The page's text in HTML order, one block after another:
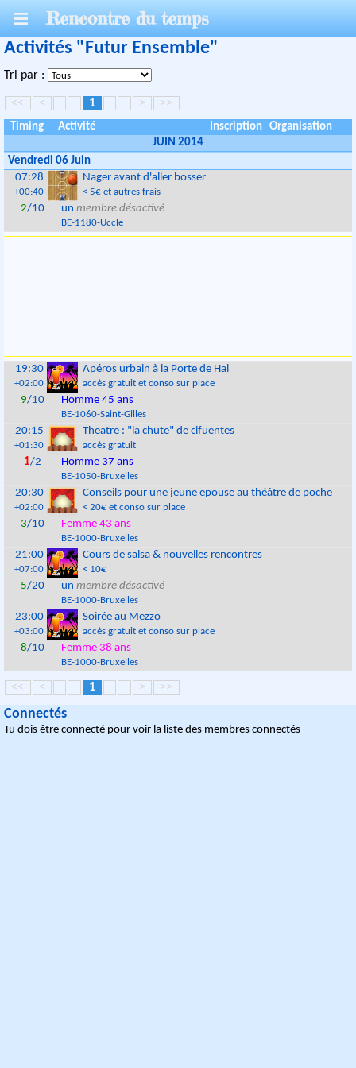
Rencontre du temps
Activités "Futur Ensemble"
Tri par :
<< < 1 > >>
Timing Activité Inscription
Organisation
JUIN 2014
Vendredi 06 Juin
07:28
+00:40
Nager avant d'aller bosser
< 5€ et autres frais
2/10 unmembre désactivé
BE-1180-Uccle
19:30
+02:00
Apéros urbain à la Porte de Hal
accès gratuit et conso sur place
9/10 Homme 45 ans
BE-1060-Saint-Gilles
20:15
+01:30
Theatre : "la chute" de cifuentes
accès gratuit
1/2 Homme 37 ans
BE-1050-Bruxelles
20:30
+02:00
Conseils pour une jeune epouse au théâtre de poche
< 20€ et conso sur place
3/10 Femme 43 ans
BE-1000-Bruxelles
21:00
+07:00
Cours de salsa & nouvelles rencontres
< 10€
5/20 unmembre désactivé
BE-1000-Bruxelles
23:00
+03:00
Soirée au Mezzo
accès gratuit et conso sur place
8/10 Femme 38 ans
BE-1000-Bruxelles
<< < 1 > >>
Connectés
Tu dois être connecté pour voir la liste des membres connectés